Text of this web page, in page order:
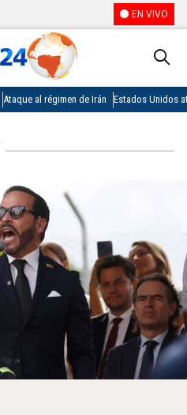
EN VIVO
Ataque al régimen de Irán Estados Unidos